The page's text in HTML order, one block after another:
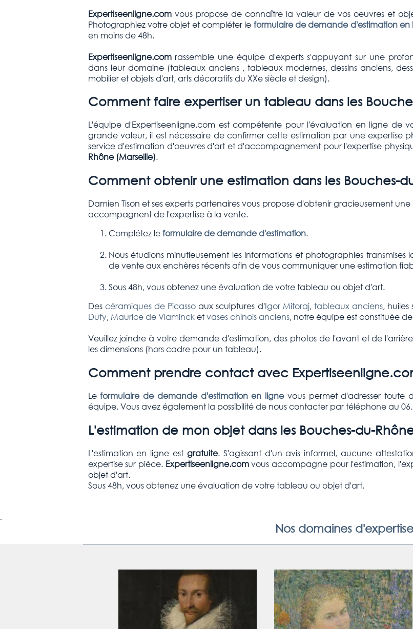
Expertiseenligne.comvous propose de connaître la valeur de vos oeuvres et
Photographiez votre objet et compléter le formulaire de demande d'estimation en
en moins de 48h.
Expertiseenligne.comrassemble une équipe d'experts s'appuyant sur une
dans leur domaine (tableaux anciens , tableaux modernes, dessins anciens,
mobilier et objets d'art, arts décoratifs du XXe siècle et design).
Comment faire expertiser un tableau dans les
L'équipe d'Expertiseenligne.com est compétente pour l'évaluation en ligne de
grande valeur, il est nécessaire de confirmer cette estimation par une expertise
service d'estimation d'oeuvres d'art et d'accompagnement pour l'expertise
Rhône (Marseille).
Comment obtenir une estimation dans les Bouches-
Damien Tison et ses experts partenaires vous propose d'obtenir gracieusement
accompagnent de l'expertise à la vente.
Complétez leformulaire de demande d'estimation.
Nous étudions minutieusement les informations et photographies
de vente aux enchères récents afin de vous communiquer une estimation
Sous 48h, vous obtenez une évaluation de votre tableau ou objet d'art.
Des céramiques de Picasso aux sculptures d'Igor Mitoraj, tableaux anciens, huiles
Dufy, Maurice de Vlamincketvases chinois anciens, notre équipe est constituée
Veuillez joindre à votre demande d'estimation, des photos de l'avant et de
les dimensions (hors cadre pour un tableau).
Comment prendre contact avec
Leformulaire de demande d'estimation en lignevous permet d'adresser toute
équipe. Vous avez également la possibilité de nous contacter par téléphone au
L'estimation de mon objet dans les Bouches-du-
L'estimation en ligne est gratuite. S'agissant d'un avis informel, aucune
expertise sur pièce. Expertiseenligne.comvous accompagne pour l'estimation,
objet d'art.
Sous 48h, vous obtenez une évaluation de votre tableau ou objet d'art.
.
Nos domaines d'expertise